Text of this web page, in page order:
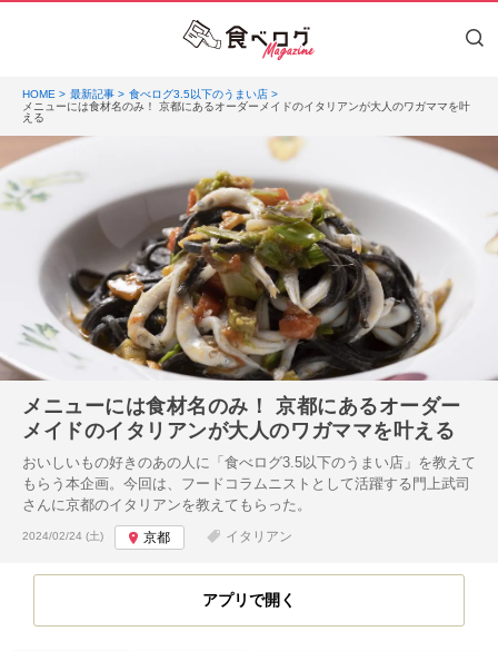
HOME 最新記事
食べログ3.5以下のうまい店
メニューには食材名のみ！ 京都にあるオーダーメイドのイタリアンが大人のワガママを叶
える
メニューには食材名のみ！ 京都にあるオーダー
メイドのイタリアンが大人のワガママを叶える
おいしいもの好きのあの人に「食べログ3.5以下のうまい店」を教えて
もらう本企画。今回は、フードコラムニストとして活躍する門上武司
さんに京都のイタリアンを教えてもらった。
投稿日:
2024/02/24 (土) 京都 イタリアン
アプリで開く